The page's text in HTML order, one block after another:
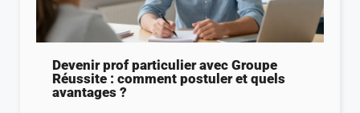
Devenir prof particulier avec Groupe
Réussite : comment postuler et quels
avantages ?